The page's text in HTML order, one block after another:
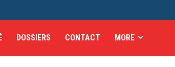
DOSSIERS CONTACT MORE